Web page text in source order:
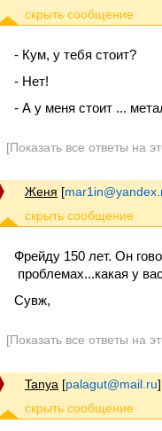
- Кум, у тебя стоит?
- Нет!
- А у меня стоит ...
[Показать все ответы на
Женя [
Фрейду 150 лет. Он
проблемах...какая у
Сувж,
[Показать все ответы на
Tanya [palagut@mail.ru]